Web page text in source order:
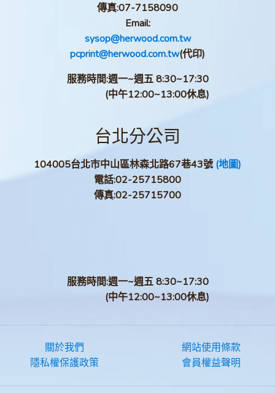
傳真:07-7158090
Email:
sysop@herwood.com.tw
pcprint@herwood.com.tw(代印)
服務時間:週一~週五 8:30~17:30
(中午12:00~13:00休息)
台北分公司
104005台北市中山區林森北路67巷43號(地圖)
電話:02-25715800
傳真:02-25715700
服務時間:週一~週五 8:30~17:30
(中午12:00~13:00休息)
關於我們
網站使用條款
隱私權保護政策
會員權益聲明